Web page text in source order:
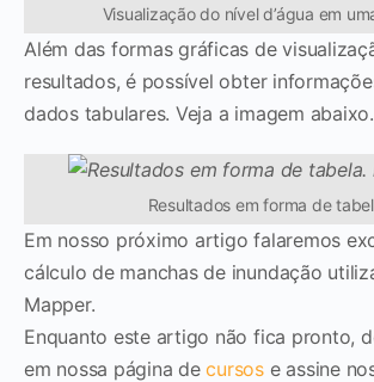
Visualização do nível d’água em
Além das formas gráficas de
resultados, é possível obter
dados tabulares. Veja a imagem abaixo.
Resultados em forma de
Em nosso próximo artigo falaremos
cálculo de manchas de inundação
Mapper.
Enquanto este artigo não fica pronto,
em nossa página decursos e assine